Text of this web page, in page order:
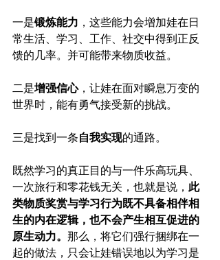
一是锻炼能力 ，这些能力会增加娃在日
常生活、学习、工作、社交中得到正反
馈的几率。并可能带来物质收益。
二是增强信心，让娃在面对瞬息万变的
世界时，能有勇气接受新的挑战。
三是找到一条自我实现的通路。
既然学习的真正目的与一件乐高玩具、
一次旅行和零花钱无关，也就是说， 此
类物质奖赏与学习行为既不具备相伴相
生的内在逻辑，也不会产生相互促进的
原生动力。 那么，将它们强行捆绑在一
起的做法，只会让娃错误地以为学习是